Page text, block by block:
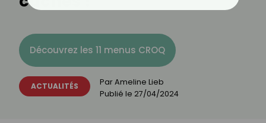
Découvrez les 11 menus CROQ
ACTUALITÉS ParAmeline Lieb
Publié le 27/04/2024